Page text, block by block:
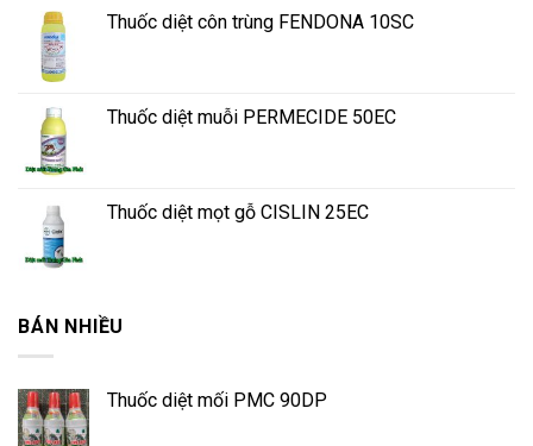
Thuốc diệt côn trùng FENDONA 10SC
Thuốc diệt muỗi PERMECIDE 50EC
Thuốc diệt mọt gỗ CISLIN 25EC
BÁN NHIỀU
Thuốc diệt mối PMC 90DP